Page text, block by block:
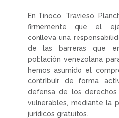
En Tinoco, Travieso,
firmemente que el
conlleva una
de las barreras que
población venezolana
hemos asumido el
contribuir de forma
defensa de los
vulnerables, mediante la
jurídicos gratuitos.